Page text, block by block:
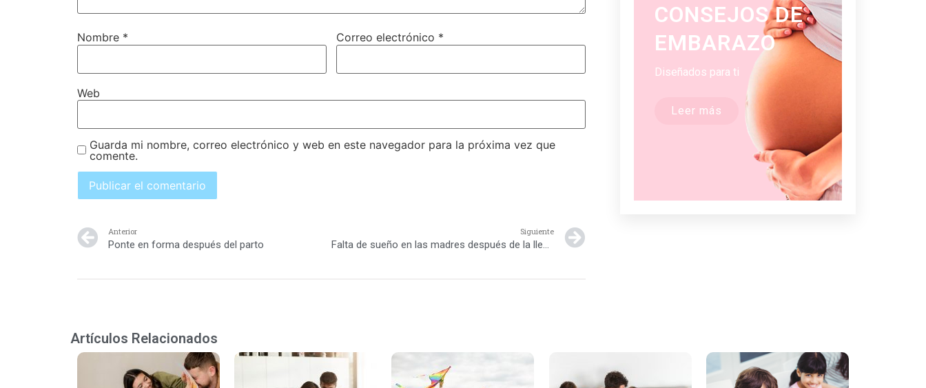
Nombre * Correo electrónico *
Web
Guarda mi nombre, correo electrónico y web en este navegador para la próxima vez que
comente.
Anterior
Ponte en forma después del parto
Siguiente
Falta de sueño en las madres después de la llegada del bebé
CONSEJOS DE
EMBARAZO
Diseñados para ti
Leer más
Artículos Relacionados